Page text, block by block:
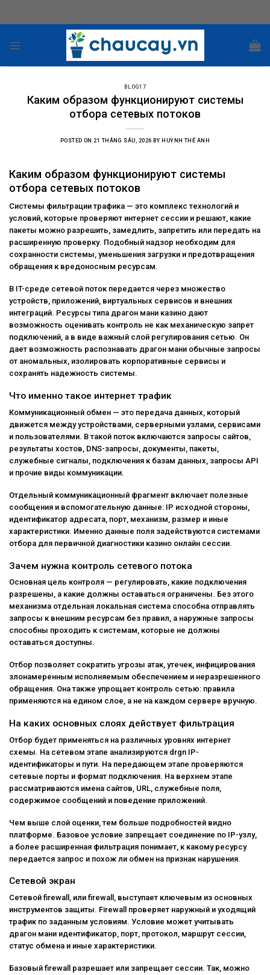
BLOG17
Каким образом функционируют системы
отбора сетевых потоков
POSTED ON21 THÁNG SÁU, 2026 BY HUỲNH THẾ ANH
Каким образом функционируют системы
отбора сетевых потоков
Системы фильтрации трафика — это комплекс технологий и
условий, которые проверяют интернет сессии и решают, какие
пакеты можно разрешить, замедлить, запретить или передать на
расширенную проверку. Подобный надзор необходим для
сохранности системы, уменьшения загрузки и предотвращения
обращения к вредоносным ресурсам.
В IT-среде сетевой поток передается через множество
устройств, приложений, виртуальных сервисов и внешних
интеграций. Ресурсы типа драгон мани казино дают
возможность оценивать контроль не как механическую запрет
подключений, а в виде важный слой регулирования сетью. Он
дает возможность распознавать драгон мани обычные запросы
от аномальных, изолировать корпоративные сервисы и
сохранять надежность системы.
Что именно такое интернет трафик
Коммуникационный обмен — это передача данных, который
движется между устройствами, серверными узлами, сервисами
и пользователями. В такой поток включаются запросы сайтов,
результаты хостов, DNS-запросы, документы, пакеты,
служебные сигналы, подключения к базам данных, запросы API
и прочие виды коммуникации.
Отдельный коммуникационный фрагмент включает полезные
сообщения и вспомогательную данные: IP исходной стороны,
идентификатор адресата, порт, механизм, размер и иные
характеристики. Именно данные поля задействуются системами
отбора для первичной диагностики казино онлайн сессии.
Зачем нужна контроль сетевого потока
Основная цель контроля — регулировать, какие подключения
разрешены, а какие должны оставаться ограничены. Без этого
механизма отдельная локальная система способна отправлять
запросы к внешним ресурсам без правил, а наружные запросы
способны проходить к системам, которые не должны
оставаться доступны.
Отбор позволяет сократить угрозы атак, утечек, инфицирования
злонамеренным исполняемым обеспечением и неразрешенного
обращения. Она также упрощает контроль сетью: правила
применяются на едином слое, а не на каждом сервере вручную.
На каких основных слоях действует фильтрация
Отбор будет применяться на различных уровнях интернет
схемы. На сетевом этапе анализируются drgn IP-
идентификаторы и пути. На передающем этапе проверяются
сетевые порты и формат подключения. На верхнем этапе
рассматриваются имена сайтов, URL, служебные поля,
содержимое сообщений и поведение приложений.
Чем выше слой оценки, тем больше подробностей видно
платформе. Базовое условие запрещает соединение по IP-узлу,
а более расширенная фильтрация понимает, к какому ресурсу
передается запрос и похож ли обмен на признак нарушения.
Сетевой экран
Сетевой firewall, или firewall, выступает ключевым из основных
инструментов защиты. Firewall проверяет наружный и уходящий
трафик по заданным условиям. Условие может учитывать
драгон мани идентификатор, порт, протокол, маршрут сессии,
статус обмена и иные характеристики.
Базовый firewall разрешает или запрещает сессии. Так, можно